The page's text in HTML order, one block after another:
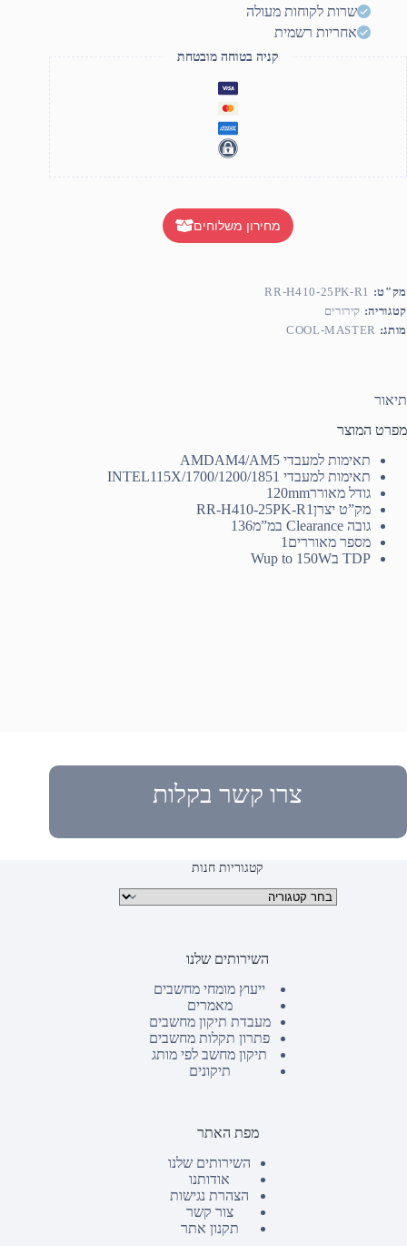
שרות לקוחות מעולה
אחריות רשמית
קניה בטוחה מובטחת
מחירון משלוחים
מק"ט: RR-H410-25PK-R1
קטגוריה: קירורים
מותג: COOL-MASTER
תיאור
מפרט המוצר
תאימות למעבדי AMD AM4/AM5
תאימות למעבדי INTEL 115X/1700/1200/1851
גודל מאורר120mm
מק”ט יצרןRR-H410-25PK-R1
גובה Clearance במ”מ
136
מספר מאוררים 1
TDP בW
up to 150W
צרו קשר בקלות
קטגוריות חנות
קטגוריות מוצרים
השירותים שלנו
ייעוץ מומחי מחשבים
מאמרים
מעבדת תיקון מחשבים
פתרון תקלות מחשבים
תיקון מחשב לפי מותג
תיקונים
מפת האתר
השירותים שלנו
אודותנו
הצהרת נגישות
צור קשר
תקנון אתר